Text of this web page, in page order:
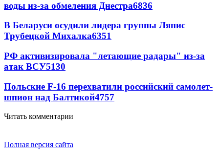
воды из-за обмеления Днестра6836
В Беларуси осудили лидера группы Ляпис
Трубецкой Михалка6351
РФ активизировала "летающие радары" из-за
атак ВСУ5130
Польские F-16 перехватили российский самолет-
шпион над Балтикой4757
Читать комментарии
Полная версия сайта